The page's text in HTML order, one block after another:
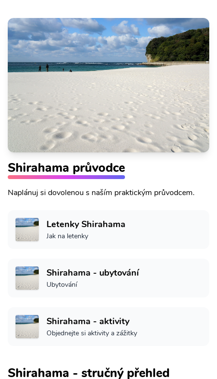
Shirahama průvodce
Naplánuj si dovolenou s naším praktickým průvodcem.
Letenky Shirahama
Jak na letenky
Shirahama - ubytování
Ubytování
Shirahama - aktivity
Objednejte si aktivity a zážitky
Shirahama - stručný přehled